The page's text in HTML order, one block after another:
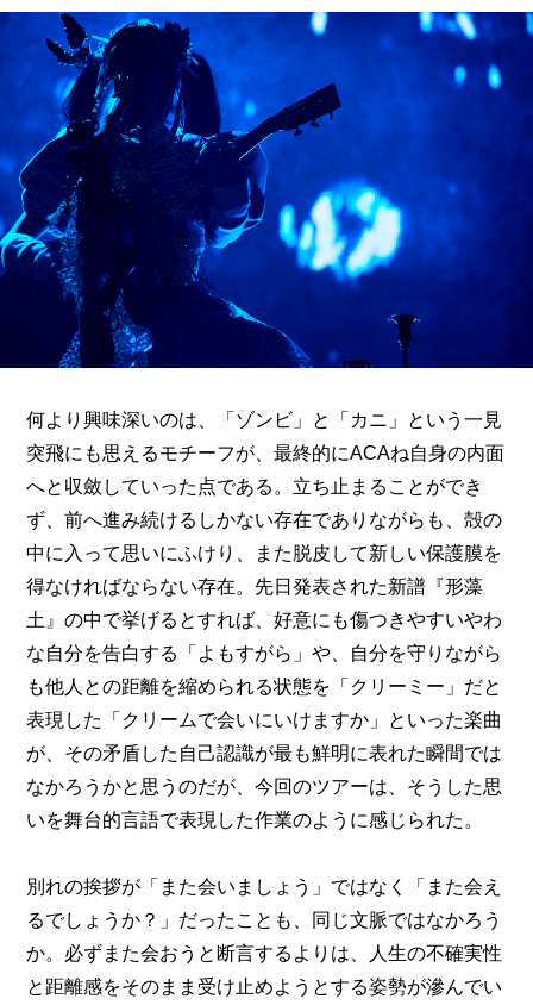
何より興味深いのは、「ゾンビ」と「カニ」という一見
突飛にも思えるモチーフが、最終的にACAね自身の内面
へと収斂していった点である。立ち止まることができ
ず、前へ進み続けるしかない存在でありながらも、殻の
中に入って思いにふけり、また脱皮して新しい保護膜を
得なければならない存在。先日発表された新譜『形藻
土』の中で挙げるとすれば、好意にも傷つきやすいやわ
な自分を告白する「よもすがら」や、自分を守りながら
も他人との距離を縮められる状態を「クリーミー」だと
表現した「クリームで会いにいけますか」といった楽曲
が、その矛盾した自己認識が最も鮮明に表れた瞬間では
なかろうかと思うのだが、今回のツアーは、そうした思
いを舞台的言語で表現した作業のように感じられた。
別れの挨拶が「また会いましょう」ではなく「また会え
るでしょうか？」だったことも、同じ文脈ではなかろう
か。必ずまた会おうと断言するよりは、人生の不確実性
と距離感をそのまま受け止めようとする姿勢が滲んでい